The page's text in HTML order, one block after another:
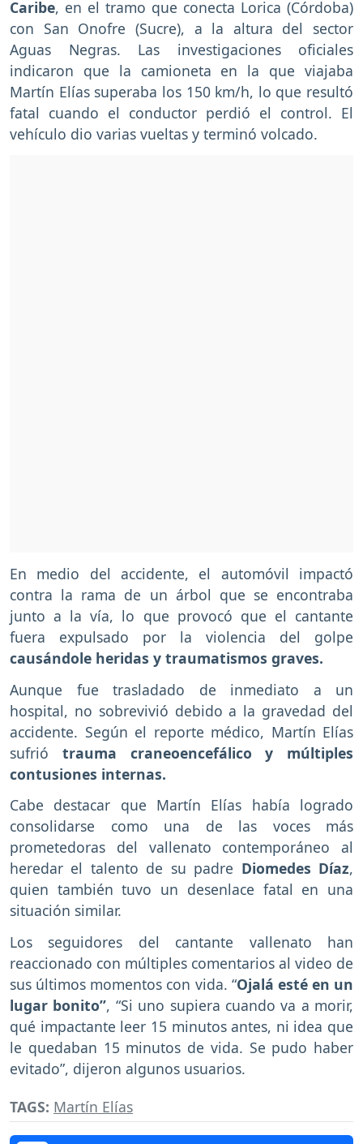
Caribe, en el tramo que conecta Lorica (Córdoba)
con San Onofre (Sucre), a la altura del sector
Aguas Negras. Las investigaciones oficiales
indicaron que la camioneta en la que viajaba
Martín Elías superaba los 150 km/h, lo que resultó
fatal cuando el conductor perdió el control. El
vehículo dio varias vueltas y terminó volcado.
En medio del accidente, el automóvil impactó
contra la rama de un árbol que se encontraba
junto a la vía, lo que provocó que el cantante
fuera expulsado por la violencia del golpe
causándole heridas y traumatismos graves.
Aunque fue trasladado de inmediato a un
hospital, no sobrevivió debido a la gravedad del
accidente. Según el reporte médico, Martín Elías
sufrió trauma craneoencefálico y múltiples
contusiones internas.
Cabe destacar que Martín Elías había logrado
consolidarse como una de las voces más
prometedoras del vallenato contemporáneo al
heredar el talento de su padre Diomedes Díaz,
quien también tuvo un desenlace fatal en una
situación similar.
Los seguidores del cantante vallenato han
reaccionado con múltiples comentarios al video de
sus últimos momentos con vida. “Ojalá esté en un
lugar bonito”, “Si uno supiera cuando va a morir,
qué impactante leer 15 minutos antes, ni idea que
le quedaban 15 minutos de vida. Se pudo haber
evitado”, dijeron algunos usuarios.
TAGS: Martín Elías